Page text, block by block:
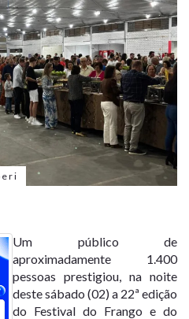
Um público de
aproximadamente 1.400
pessoas prestigiou, na noite
deste sábado (02) a 22ª edição
do Festival do Frango e do